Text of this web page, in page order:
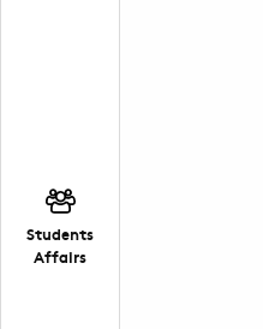
Students
Affairs